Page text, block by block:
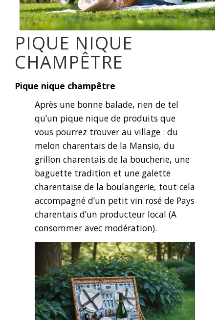
PIQUE NIQUE
CHAMPÊTRE
Pique nique champêtre
Après une bonne balade, rien de tel
qu’un pique nique de produits que
vous pourrez trouver au village : du
melon charentais de la Mansio, du
grillon charentais de la boucherie, une
baguette tradition et une galette
charentaise de la boulangerie, tout cela
accompagné d’un petit vin rosé de Pays
charentais d’un producteur local (A
consommer avec modération).